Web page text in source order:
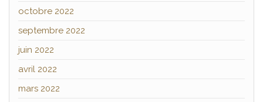
octobre 2022
septembre 2022
juin 2022
avril 2022
mars 2022